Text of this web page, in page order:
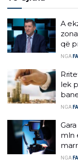
A
që
NGA
lek
NGA
mln
NGA